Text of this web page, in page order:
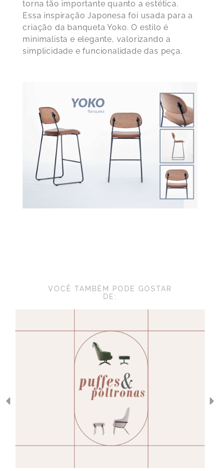
torna tão importante quanto a estética.
Essa inspiração Japonesa foi usada para a
criação da banqueta Yoko. O estilo é
minimalista e elegante, valorizando a
simplicidade e funcionalidade das peça.
VOCÊ TAMBÉM PODE GOSTAR
DE: